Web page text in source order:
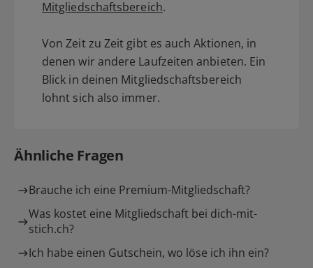
Mitgliedschaftsbereich.
Von Zeit zu Zeit gibt es auch Aktionen, in
denen wir andere Laufzeiten anbieten. Ein
Blick in deinen Mitgliedschaftsbereich
lohnt sich also immer.
Ähnliche Fragen
Brauche ich eine Premium-Mitgliedschaft?
Was kostet eine Mitgliedschaft bei dich-mit-
stich.ch?
Ich habe einen Gutschein, wo löse ich ihn ein?